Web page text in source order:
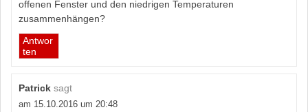
offenen Fenster und den niedrigen Temperaturen
zusammenhängen?
Antwor
ten
Patrick sagt
am 15.10.2016 um 20:48